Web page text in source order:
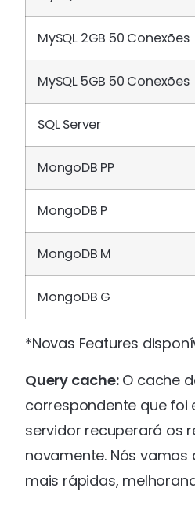
MySQL 2GB 50 Conexões
MySQL 5GB 50 Conexões
SQL Server
MongoDB PP
MongoDB P
MongoDB M
MongoDB G
*Novas Features
Query cache:O cache
correspondente que foi
servidor recuperará os
novamente. Nós
mais rápidas,